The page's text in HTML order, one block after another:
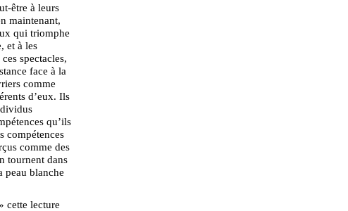
être à leurs
maintenant,
qui triomphe
et à les
spectacles,
face à la
comme
d’eux. Ils
qu’ils
compétences
comme des
tournent dans
peau blanche
cette lecture